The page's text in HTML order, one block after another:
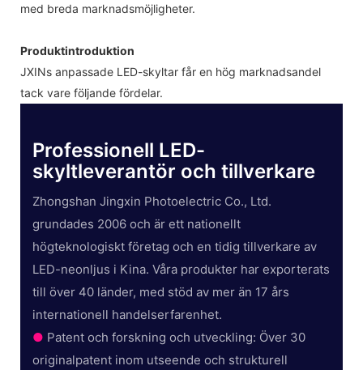
med breda marknadsmöjligheter.
Produktintroduktion
JXINs anpassade LED-skyltar får en hög marknadsandel
tack vare följande fördelar.
Professionell LED-
skyltleverantör och tillverkare
Zhongshan Jingxin Photoelectric Co., Ltd.
grundades 2006 och är ett nationellt
högteknologiskt företag och en tidig tillverkare av
LED-neonljus i Kina. Våra produkter har exporterats
till över 40 länder, med stöd av mer än 17 års
internationell handelserfarenhet.
● Patent och forskning och utveckling: Över 30
originalpatent inom utseende och strukturell